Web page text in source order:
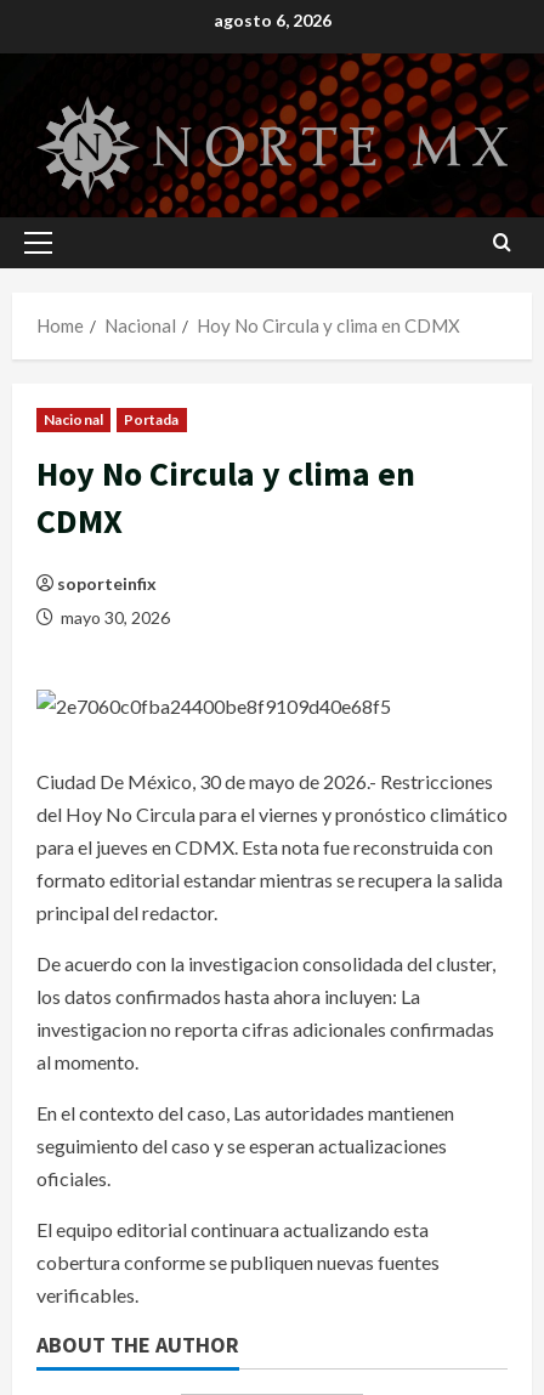
to
agosto 6, 2026
Primary
Home
Nacional Hoy No Circula y clima en CDMX
Nacional Portada
Hoy No Circula y clima en
CDMX
soporteinfix
mayo 30, 2026
Ciudad De México, 30 de mayo de 2026.- Restricciones
del Hoy No Circula para el viernes y pronóstico climático
para el jueves en CDMX. Esta nota fue reconstruida con
formato editorial estandar mientras se recupera la salida
principal del redactor.
De acuerdo con la investigacion consolidada del cluster,
los datos confirmados hasta ahora incluyen: La
investigacion no reporta cifras adicionales confirmadas
al momento.
En el contexto del caso, Las autoridades mantienen
seguimiento del caso y se esperan actualizaciones
oficiales.
El equipo editorial continuara actualizando esta
cobertura conforme se publiquen nuevas fuentes
verificables.
ABOUT THE AUTHOR